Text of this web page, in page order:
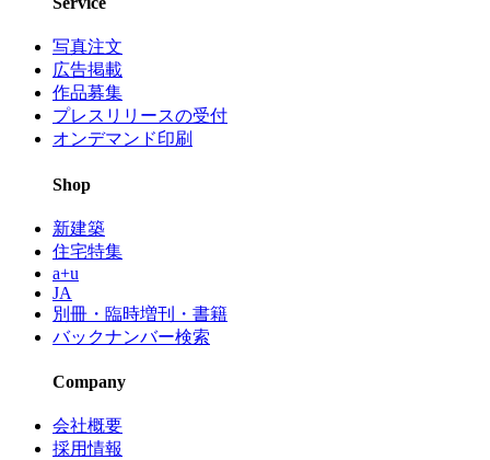
写真注文
広告掲載
作品募集
プレスリリースの受付
オンデマンド印刷
Shop
新建築
住宅特集
a+u
JA
別冊・臨時増刊・書籍
バックナンバー検索
Company
会社概要
採用情報